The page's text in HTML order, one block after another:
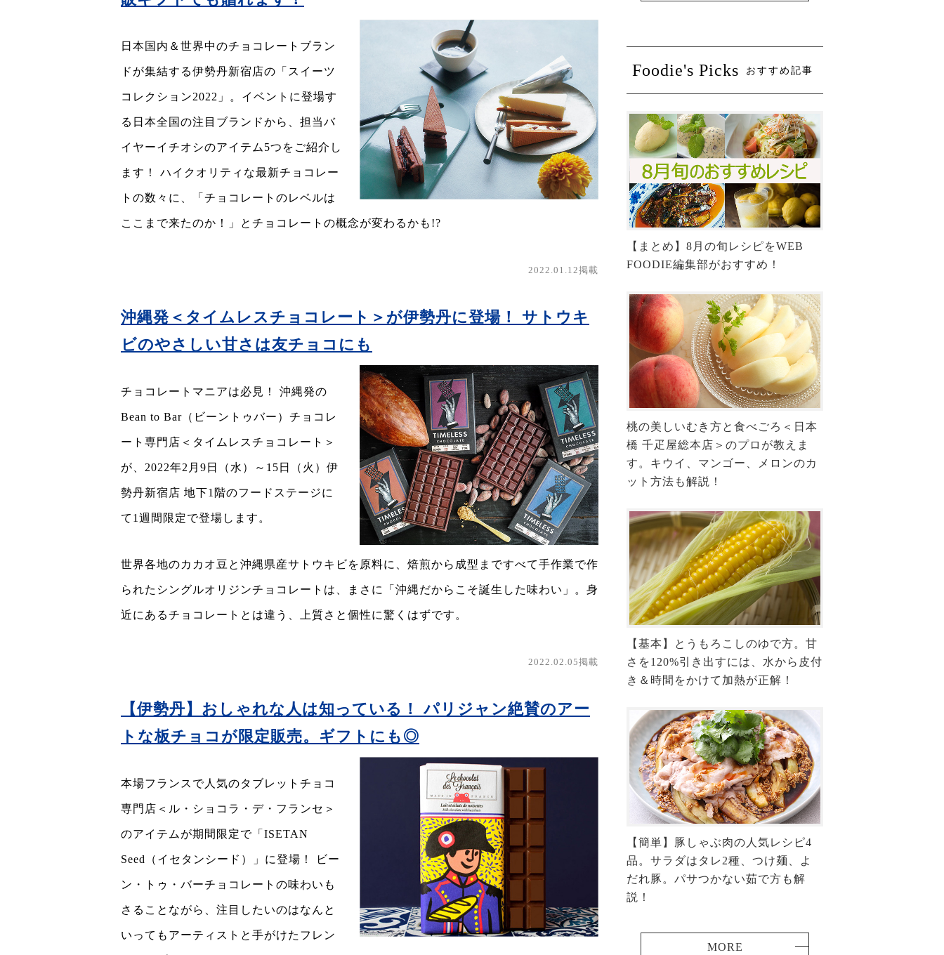
日本国内＆世界中のチョコレートブラン
ドが集結する伊勢丹新宿店の「スイーツ
コレクション2022」。イベントに登場す
る日本全国の注目ブランドから、担当バ
イヤーイチオシのアイテム5つをご紹介し
ます！ ハイクオリティな最新チョコレー
トの数々に、「チョコレートのレベルは
ここまで来たのか！」とチョコレートの概念が変わるかも!?
2022.01.12掲載
沖縄発＜タイムレスチョコレート＞が伊勢丹に登場！ サトウキ
ビのやさしい甘さは友チョコにも
チョコレートマニアは必見！ 沖縄発の
Bean to Bar（ビーントゥバー）チョコレ
ート専門店＜タイムレスチョコレート＞
が、2022年2月9日（水）～15日（火）伊
勢丹新宿店 地下1階のフードステージに
て1週間限定で登場します。
世界各地のカカオ豆と沖縄県産サトウキビを原料に、焙煎から成型まですべて手作業で作
られたシングルオリジンチョコレートは、まさに「沖縄だからこそ誕生した味わい」。身
近にあるチョコレートとは違う、上質さと個性に驚くはずです。
2022.02.05掲載
【伊勢丹】おしゃれな人は知っている！ パリジャン絶賛のアー
トな板チョコが限定販売。ギフトにも◎
本場フランスで人気のタブレットチョコ
専門店＜ル・ショコラ・デ・フランセ＞
のアイテムが期間限定で「ISETAN
Seed（イセタンシード）」に登場！ ビー
ン・トゥ・バーチョコレートの味わいも
さることながら、注目したいのはなんと
いってもアーティストと手がけたフレン
Foodie's Picks おすすめ記事
【まとめ】8月の旬レシピをWEB
FOODIE編集部がおすすめ！
桃の美しいむき方と食べごろ＜日本
橋 千疋屋総本店＞のプロが教えま
す。キウイ、マンゴー、メロンのカ
ット方法も解説！
【基本】とうもろこしのゆで方。甘
さを120%引き出すには、水から皮付
き＆時間をかけて加熱が正解！
【簡単】豚しゃぶ肉の人気レシピ4
品。サラダはタレ2種、つけ麺、よ
だれ豚。パサつかない茹で方も解
説！
MORE